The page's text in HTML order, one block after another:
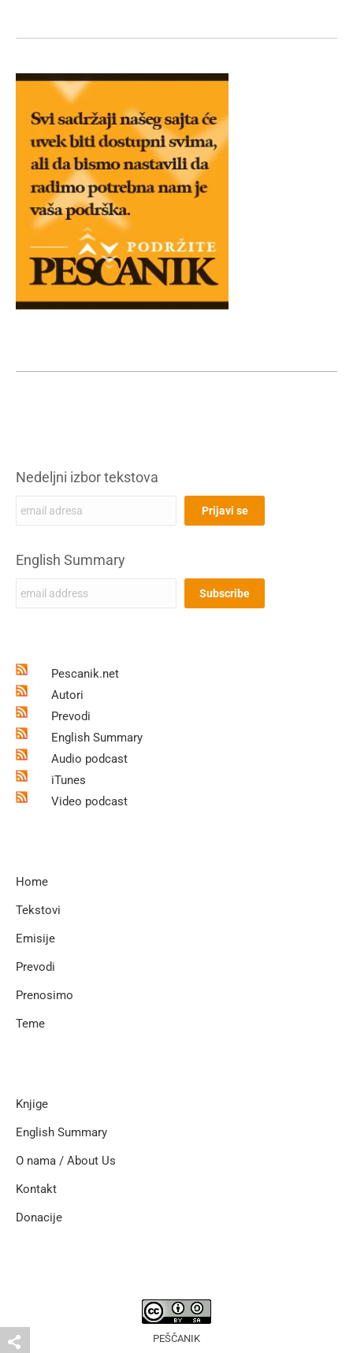
Nedeljni izbor tekstova
English Summary
Pescanik.net
Autori
Prevodi
English Summary
Audio podcast
iTunes
Video podcast
Home
Tekstovi
Emisije
Prevodi
Prenosimo
Teme
Knjige
English Summary
O nama / About Us
Kontakt
Donacije
PEŠČANIK